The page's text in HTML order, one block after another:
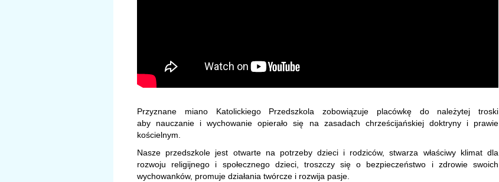
Przyznane miano Katolickiego Przedszkola zobowiązuje placówkę do należytej troski
aby nauczanie i wychowanie opierało się na zasadach chrześcijańskiej doktryny i prawie
kościelnym.
Nasze przedszkole jest otwarte na potrzeby dzieci i rodziców, stwarza właściwy klimat dla
rozwoju religijnego i społecznego dzieci, troszczy się o bezpieczeństwo i zdrowie swoich
wychowanków, promuje działania twórcze i rozwija pasje.